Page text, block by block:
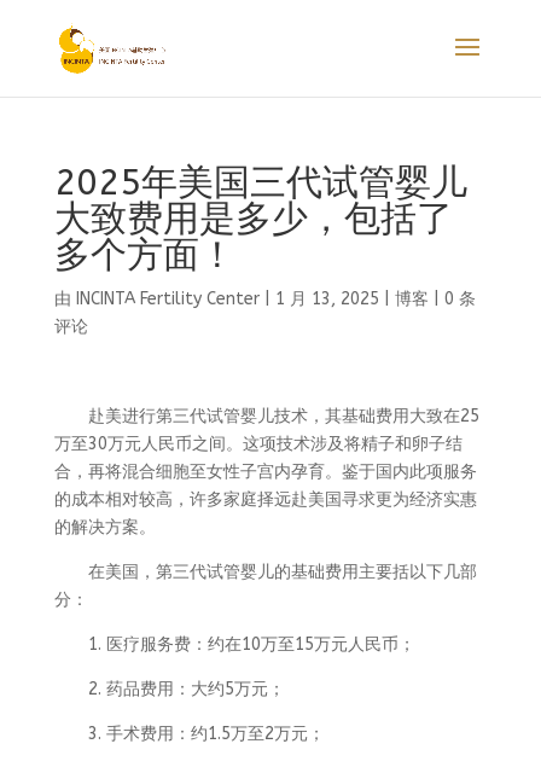
2025年美国三代试管婴儿
大致费用是多少，包括了
多个方面！
由 INCINTA Fertility Center| 1 月 13, 2025 博客
0 条
评论
赴美进行第三代试管婴儿技术，其基础费用大致在25
万至30万元人民币之间。这项技术涉及将精子和卵子结
合，再将混合细胞至女性子宫内孕育。鉴于国内此项服务
的成本相对较高，许多家庭择远赴美国寻求更为经济实惠
的解决方案。
在美国，第三代试管婴儿的基础费用主要括以下几部
分：
1. 医疗服务费：约在10万至15万元人民币；
2. 药品费用：大约5万元；
3. 手术费用：约1.5万至2万元；